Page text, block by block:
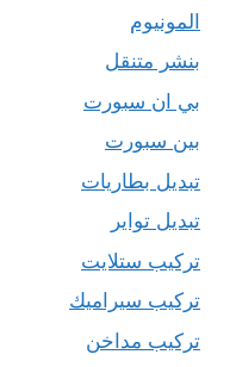
المونيوم
بنشر متنقل
بي ان سبورت
بين سبورت
تبديل بطاريات
تبديل تواير
تركيب ستلايت
تركيب سيراميك
تركيب مداخن